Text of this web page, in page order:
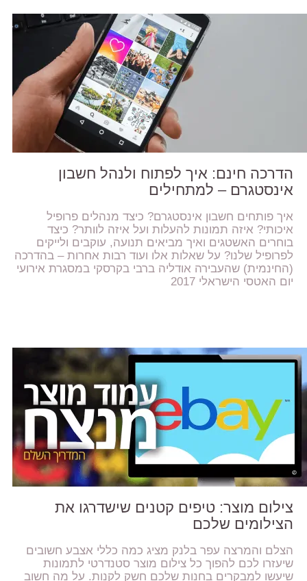
הדרכה חינם: איך לפתוח ולנהל חשבון
אינסטגרם – למתחילים
איך פותחים חשבון אינסטגרם? כיצד מנהלים פרופיל
איכותי? איזה תמונות להעלות ועל איזה לוותר? כיצד
בוחרים האשטגים ואיך מביאים תנועה, עוקבים ולייקים
לפרופיל שלנו? על שאלות אלו ועוד רבות אחרות – בהדרכה
(החינמית) שהעבירה אודליה ברבי בקרסקי במסגרת אירועי
יום האטסי הישראלי 2017
צילום מוצר: טיפים קטנים שישדרגו את
הצילומים שלכם
הצלם והמרצה עפר בלנק מציג כמה כללי אצבע חשובים
שיעזרו לכם להפוך כל צילום מוצר סטנדרטי לתמונות
שיעשו למבקרים בחנות שלכם חשק לקנות. על מה חשוב